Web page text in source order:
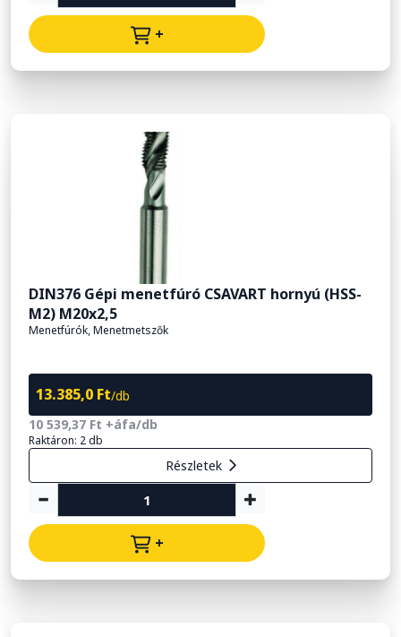
+
DIN376 Gépi menetfúró CSAVART hornyú (HSS-
M2) M20x2,5
Menetfúrók, Menetmetszők
13.385,0 Ft/db
10 539,37 Ft +áfa/db
Raktáron: 2 db
Részletek
+